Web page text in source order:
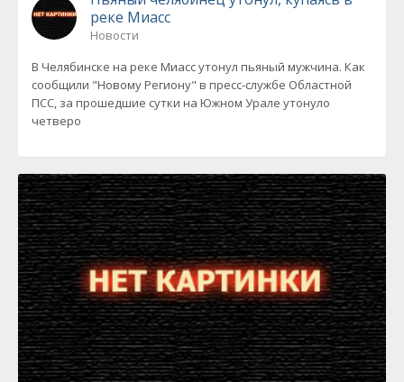
реке Миасс
Новости
В Челябинске на реке Миасс утонул пьяный мужчина. Как
сообщили "Новому Региону" в пресс-службе Областной
ПСС, за прошедшие сутки на Южном Урале утонуло
четверо